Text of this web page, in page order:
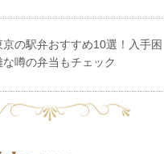
京の駅弁おすすめ10選！入手困
な噂の弁当もチェック